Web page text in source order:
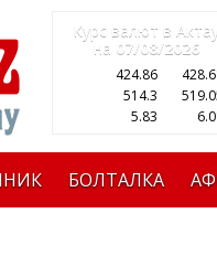
Курс валют в
на 07/08/2026
424.86
514.3
5.83
БОЛТАЛКА